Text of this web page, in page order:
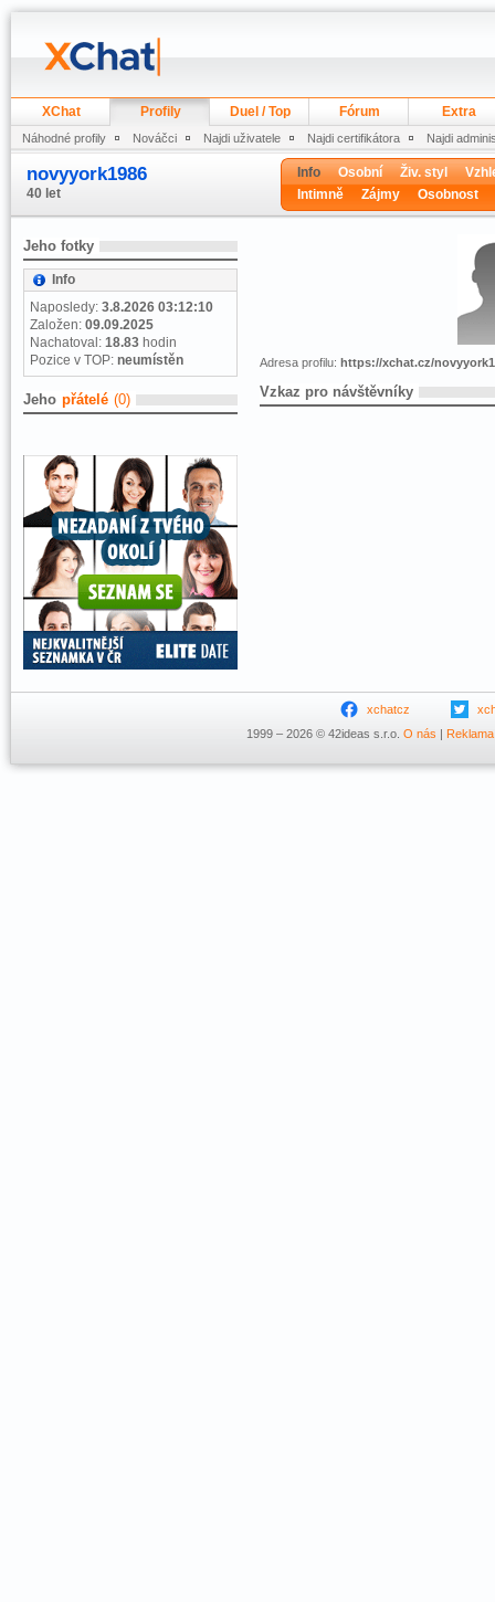
XChat Profily Duel / Top Fórum Extra
Náhodné profily Nováčci Najdi uživatele Najdi certifikátora Najdi
novyyork1986
40 let
Info Osobní Živ. styl
Intimně
Zájmy Osobnost
Jeho fotky
Info
Naposledy: 3.8.2026 03:12:10
Založen: 09.09.2025
Nachatoval: 18.83 hodin
Pozice v TOP: neumístěn
Jeho přátelé (0)
Adresa profilu: https://xchat.cz/
Vzkaz pro návštěvníky
xchatcz
1999 – 2026 © 42ideas s.r.o. O nás | Reklama